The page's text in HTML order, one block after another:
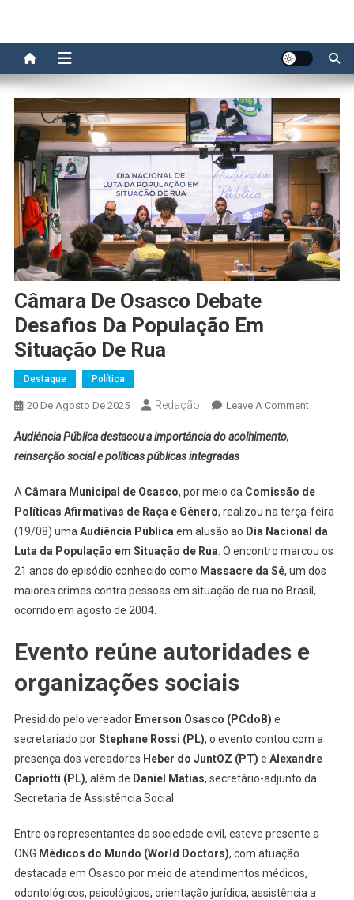
Câmara De Osasco Debate
Desafios Da População Em
Situação De Rua
Destaque Política
20 De Agosto De 2025 Redação Leave A CommentOn
Desafios
Da
Em
Situação
De
Audiência Pública destacou a importância do acolhimento,
reinserção social e políticas públicas integradas
A Câmara Municipal de Osasco, por meio da Comissão de
Políticas Afirmativas de Raça e Gênero, realizou na terça-feira
(19/08) uma Audiência Pública em alusão ao Dia Nacional da
Luta da População em Situação de Rua . O encontro marcou os
21 anos do episódio conhecido como Massacre da Sé, um dos
maiores crimes contra pessoas em situação de rua no Brasil,
ocorrido em agosto de 2004.
Evento reúne autoridades e
organizações sociais
Presidido pelo vereador Emerson Osasco (PCdoB) e
secretariado porStephane Rossi (PL), o evento contou com a
presença dos vereadores Heber do JuntOZ (PT) e Alexandre
Capriotti (PL), além de Daniel Matias, secretário-adjunto da
Secretaria de Assistência Social.
Entre os representantes da sociedade civil, esteve presente a
ONG Médicos do Mundo (World Doctors), com atuação
destacada em Osasco por meio de atendimentos médicos,
odontológicos, psicológicos, orientação jurídica, assistência a